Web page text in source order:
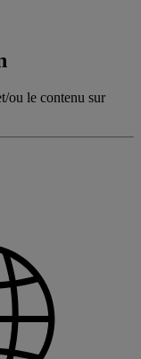
ou le contenu sur